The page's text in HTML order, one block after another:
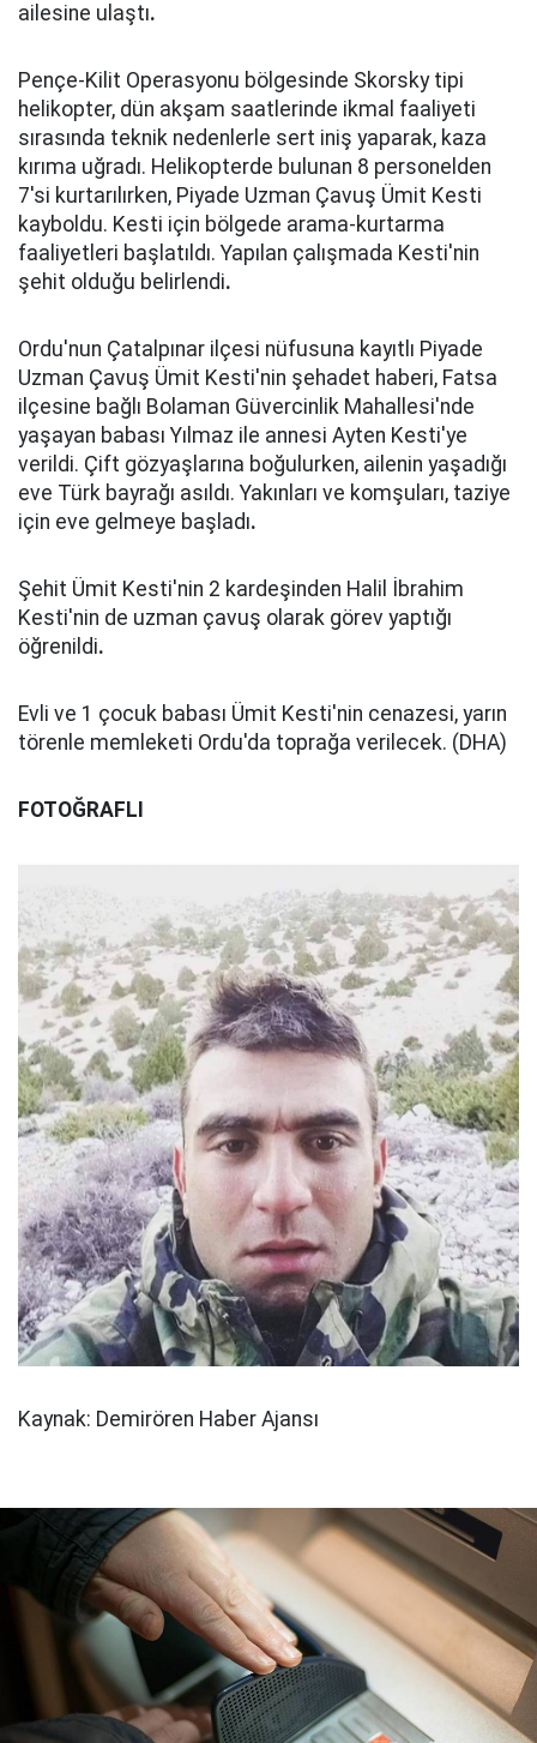
ailesine ulaştı.
Pençe-Kilit Operasyonu bölgesinde Skorsky tipi
helikopter, dün akşam saatlerinde ikmal faaliyeti
sırasında teknik nedenlerle sert iniş yaparak, kaza
kırıma uğradı. Helikopterde bulunan 8 personelden
7'si kurtarılırken, Piyade Uzman Çavuş Ümit Kesti
kayboldu. Kesti için bölgede arama-kurtarma
faaliyetleri başlatıldı. Yapılan çalışmada Kesti'nin
şehit olduğu belirlendi.
Ordu'nun Çatalpınar ilçesi nüfusuna kayıtlı Piyade
Uzman Çavuş Ümit Kesti'nin şehadet haberi, Fatsa
ilçesine bağlı Bolaman Güvercinlik Mahallesi'nde
yaşayan babası Yılmaz ile annesi Ayten Kesti'ye
verildi. Çift gözyaşlarına boğulurken, ailenin yaşadığı
eve Türk bayrağı asıldı. Yakınları ve komşuları, taziye
için eve gelmeye başladı.
Şehit Ümit Kesti'nin 2 kardeşinden Halil İbrahim
Kesti'nin de uzman çavuş olarak görev yaptığı
öğrenildi.
Evli ve 1 çocuk babası Ümit Kesti'nin cenazesi, yarın
törenle memleketi Ordu'da toprağa verilecek. (DHA)
FOTOĞRAFLI
Kaynak: Demirören Haber Ajansı